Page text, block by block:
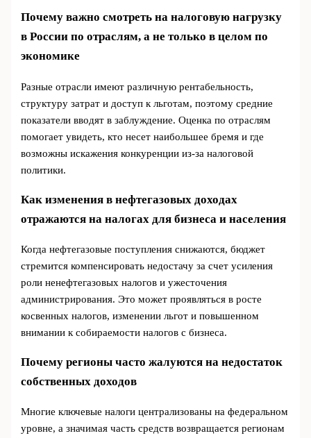
Почему важно смотреть на налоговую нагрузку
в России по отраслям, а не только в целом по
экономике
Разные отрасли имеют различную рентабельность,
структуру затрат и доступ к льготам, поэтому средние
показатели вводят в заблуждение. Оценка по отраслям
помогает увидеть, кто несет наибольшее бремя и где
возможны искажения конкуренции из-за налоговой
политики.
Как изменения в нефтегазовых доходах
отражаются на налогах для бизнеса и населения
Когда нефтегазовые поступления снижаются, бюджет
стремится компенсировать недостачу за счет усиления
роли ненефтегазовых налогов и ужесточения
администрирования. Это может проявляться в росте
косвенных налогов, изменении льгот и повышенном
внимании к собираемости налогов с бизнеса.
Почему регионы часто жалуются на недостаток
собственных доходов
Многие ключевые налоги централизованы на федеральном
уровне, а значимая часть средств возвращается регионам